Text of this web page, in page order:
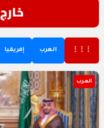
⋮⋮⋮ العرب إفريقيا
العرب